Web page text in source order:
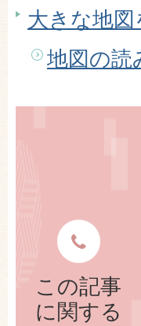
大きな地
地図の読
この記事
に関する